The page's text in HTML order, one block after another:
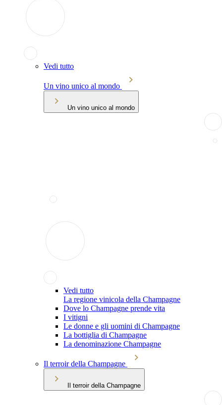
Vedi tutto
Un vino unico al mondo
Un vino unico al mondo
Vedi tutto
La regione vinicola della Champagne
Dove lo Champagne prende vita
I vitigni
Le donne e gli uomini di Champagne
La bottiglia di Champagne
La denominazione Champagne
Il terroir della Champagne
Il terroir della Champagne